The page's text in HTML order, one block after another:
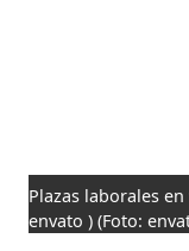
Plazas laborales
envato )(Foto: